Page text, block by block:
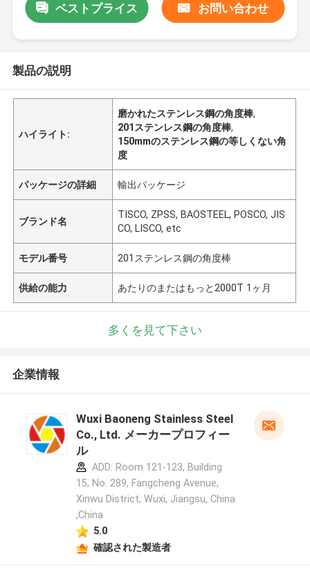
ベストプライス お問い合わせ
製品の説明
ハイライト:
磨かれたステンレス鋼の角度棒,
201ステンレス鋼の角度棒,
150mmのステンレス鋼の等しくない角
度
パッケージの詳細 輸出パッケージ
ブランド名
TISCO, ZPSS, BAOSTEEL, POSCO, JIS
CO, LISCO, etc
モデル番号 201ステンレス鋼の角度棒
供給の能力 あたりのまたはもっと2000T 1ヶ月
多くを見て下さい
企業情報
Wuxi Baoneng Stainless Steel
Co., Ltd. メーカープロフィー
ル
ADD: Room 121-123, Building
15, No. 289, Fangcheng Avenue,
Xinwu District, Wuxi, Jiangsu, China
,China
5.0
確認された製造者